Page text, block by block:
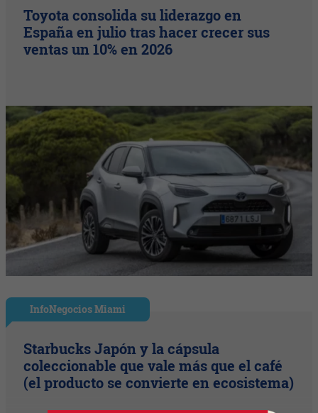
Toyota consolida su liderazgo en
España en julio tras hacer crecer sus
ventas un 10% en 2026
InfoNegocios Miami
Starbucks Japón y la cápsula
coleccionable que vale más que el café
(el producto se convierte en ecosistema)